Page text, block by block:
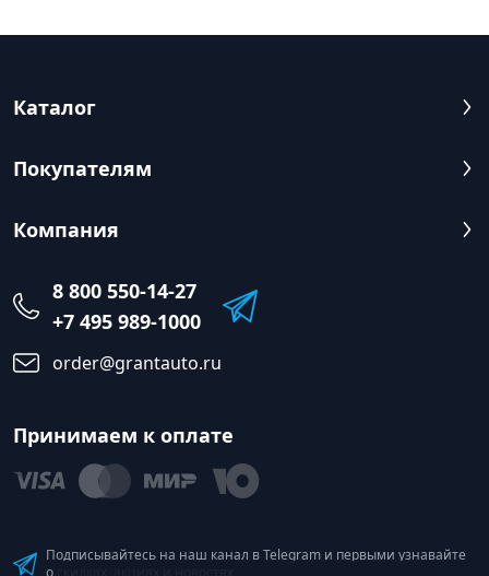
Каталог
Покупателям
Компания
8 800 550-14-27
+7 495 989-1000
order@grantauto.ru
Принимаем к оплате
Подписывайтесь на наш канал в Telegram и первыми узнавайте
о скидках, акциях и новостях